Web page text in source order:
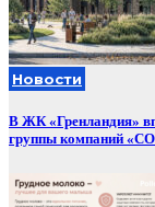
Новости
В ЖК «Гренландия»
группы компаний